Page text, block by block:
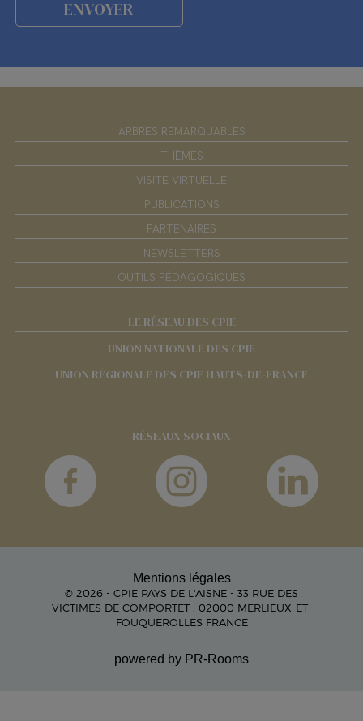
ARBRES REMARQUABLES
THÈMES
VISITE VIRTUELLE
PUBLICATIONS
PARTENAIRES
NEWSLETTERS
OUTILS PÉDAGOGIQUES
LE RÉSEAU DES CPIE
UNION NATIONALE DES CPIE
UNION RÉGIONALE DES CPIE HAUTS-DE-FRANCE
RÉSEAUX SOCIAUX
Mentions légales
© 2026 - CPIE PAYS DE L'AISNE - 33 RUE DES
VICTIMES DE COMPORTET , 02000 MERLIEUX-ET-
FOUQUEROLLES FRANCE
powered by PR-Rooms